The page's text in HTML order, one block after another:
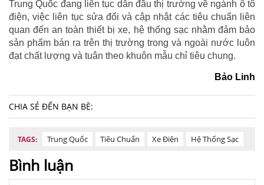
Trung Quốc đang liên tục dẫn đầu thị trường về ngành ô tô
điện, việc liên tục sửa đổi và cập nhật các tiêu chuẩn liên
quan đến an toàn thiết bị xe, hệ thống sạc nhằm đảm bảo
sản phẩm bán ra trên thị trường trong và ngoài nước luôn
đạt chất lượng và tuân theo khuôn mẫu chỉ tiêu chung.
Bảo Linh
CHIA SẺ ĐẾN BẠN BÈ:
TAGS: Trung Quốc Tiêu Chuẩn Xe Điện Hệ Thống Sạc
Bình luận